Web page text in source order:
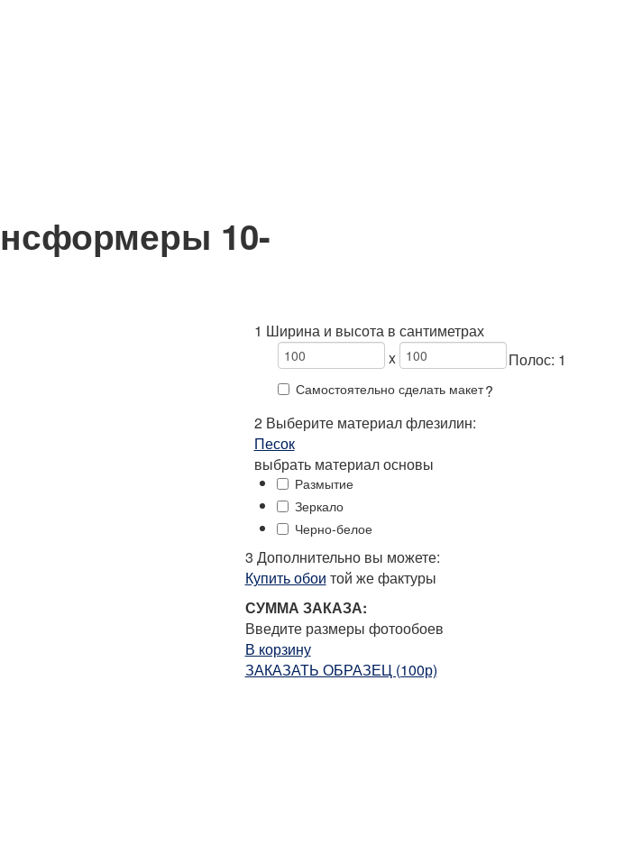
10-
1 Ширина и высота в сантиметрах
x
Полос: 1
Самостоятельно сделать макет?
2Выберитематериал флезилин:
Песок
выбрать материал основы
Размытие
Зеркало
Черно-белое
3 Дополнительно вы можете:
Купить обои той же фактуры
СУММА ЗАКАЗА:
Введите размеры фотообоев
В корзину
ЗАКАЗАТЬ ОБРАЗЕЦ (100р)